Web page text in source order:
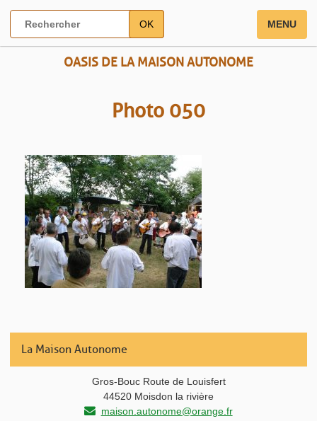
OASIS DE LA MAISON AUTONOME
MENU
Photo 050
OK
La Maison Autonome
Gros-Bouc Route de Louisfert
44520 Moisdon la rivière
maison.autonome@orange.fr